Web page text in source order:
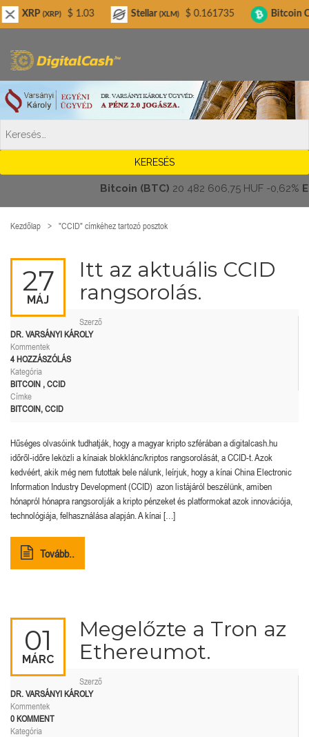
Bitcoin (BTC)20 482 606,75 HUF-0,62%
Kezdőlap "CCID" címkéhez tartozó posztok
27
MÁJ
Itt az aktuális CCID
rangsorolás.
Szerző
DR. VARSÁNYI KÁROLY
Kommentek
4 HOZZÁSZÓLÁS
Kategória
BITCOIN , CCID
Címke
BITCOIN, CCID
Hűséges olvasóink tudhatják, hogy a magyar kripto szférában a digitalcash.hu
időről-időre leközli a kínaiak blokklánc/kriptos rangsorolását, a CCID-t. Azok
kedvéért, akik még nem futottak bele nálunk, leírjuk, hogy a kínai China Electronic
Information Industry Development (CCID) azon listájáról beszélünk, amiben
hónapról hónapra rangsorolják a kripto pénzeket és platformokat azok innovációja,
technológiája, felhasználása alapján. A kínai […]
Tovább..
01
MÁRC
Megelőzte a Tron az
Ethereumot.
Szerző
DR. VARSÁNYI KÁROLY
Kommentek
0 KOMMENT
Kategória
(XRP) $ 1.03 Stellar(XLM) $ 0.161735 Bitcoin Cash(BCH)
Digitalcash.hu